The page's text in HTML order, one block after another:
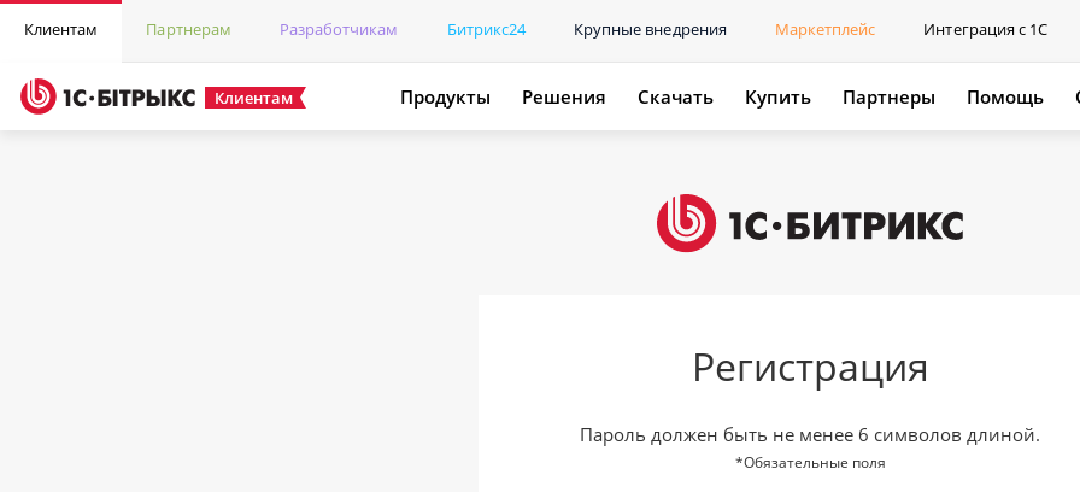
Клиентам Партнерам Разработчикам Битрикс24 Крупные внедрения Маркетплейс Интеграция с 1С
Клиентам Продукты Решения Скачать Купить Партнеры Помощь
Регистрация
Пароль должен быть не менее 6 символов длиной.
*Обязательные поля